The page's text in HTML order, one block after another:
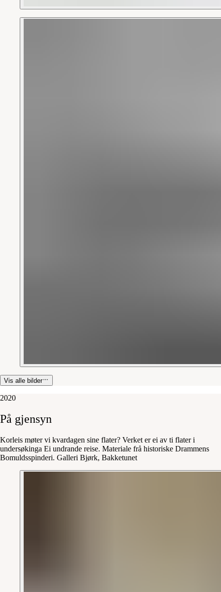
Vis alle bilder
2020
På gjensyn
Korleis møter vi kvardagen sine flater? Verket er ei av ti flater i
undersøkinga Ei undrande reise. Materiale frå historiske Drammens
Bomuldsspinderi. Galleri Bjørk, Bakketunet